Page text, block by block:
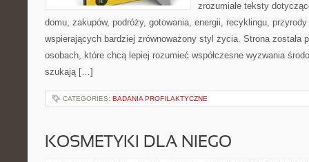
zrozumiałe teksty
domu, zakupów, podróży, gotowania, energii, recyklingu,
wspierających bardziej zrównoważony styl życia. Strona została
osobach, które chcą lepiej rozumieć współczesne wyzwania
szukają […]
CATEGORIES: BADANIA PROFILAKTYCZNE
KOSMETYKI DLA NIEGO